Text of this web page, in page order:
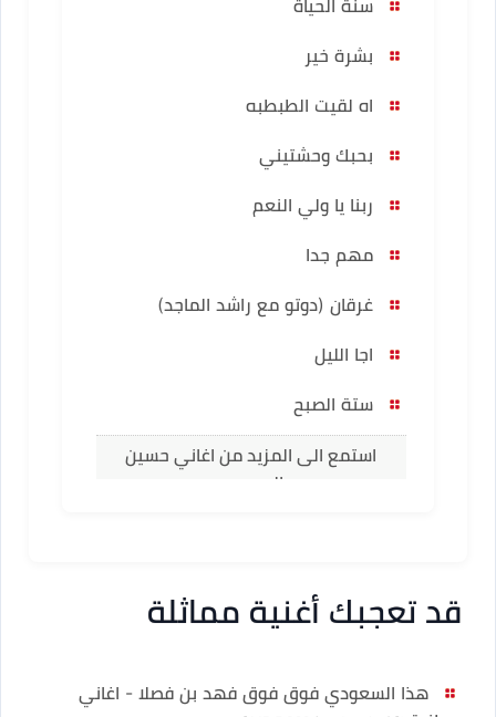
سنة الحياة
بشرة خير
اه لقيت الطبطبه
بحبك وحشتيني
ربنا يا ولي النعم
مهم جدا
غرقان (دوتو مع راشد الماجد)
اجا الليل
ستة الصبح
استمع الى المزيد من اغاني حسين
الجسمي
قد تعجبك أغنية مماثلة
هذا السعودي فوق فوق فهد بن فصلا - اغاني